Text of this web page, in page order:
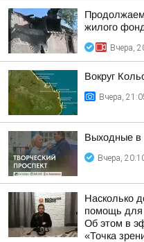
Продолжаем
жилого
Вчера,
Вокруг
Вчера,
Выходные в
Вчера,
Насколько
помощь для
Об этом в
«Точка